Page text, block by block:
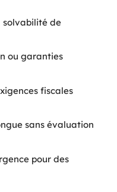
solvabilité de
ou garanties
fiscales
sans évaluation
pour des